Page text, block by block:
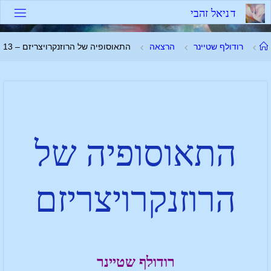
דניאל זהבי
רודולף שטיינר הרצאה התאוסופיה של הרוזנקרויצריזם – 13
התאוסופיה של
הרוזנקרויצריזם
רודולף שטיינר